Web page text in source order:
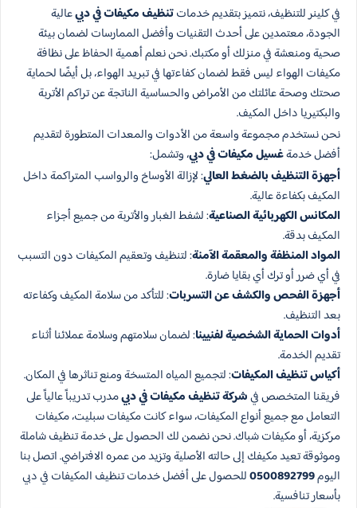
في كلينر للتنظيف، نتميز بتقديم خدماتتنظيف مكيفات في دبيعالية
الجودة، معتمدين على أحدث التقنيات وأفضل الممارسات لضمان بيئة
صحية ومنعشة في منزلك أو مكتبك. نحن نعلم أهمية الحفاظ على نظافة
مكيفات الهواء ليس فقط لضمان كفاءتها في تبريد الهواء، بل أيضًا لحماية
صحتك وصحة عائلتك من الأمراض والحساسية الناتجة عن تراكم الأتربة
والبكتيريا داخل المكيف.
نحن نستخدم مجموعة واسعة من الأدوات والمعدات المتطورة لتقديم
أفضل خدمةغسيل مكيفات في دبي، وتشمل:
أجهزة التنظيف بالضغط العالي: لإزالة الأوساخ والرواسب المتراكمة داخل
المكيف بكفاءة عالية.
المكانس الكهربائية الصناعية: لشفط الغبار والأتربة من جميع أجزاء
المكيف بدقة.
المواد المنظفة والمعقمة الآمنة: لتنظيف وتعقيم المكيفات دون التسبب
في أي ضرر أو ترك أي بقايا ضارة.
أجهزة الفحص والكشف عن التسربات: للتأكد من سلامة المكيف وكفاءته
بعد التنظيف.
أدوات الحماية الشخصية لفنيينا: لضمان سلامتهم وسلامة عملائنا أثناء
تقديم الخدمة.
أكياس تنظيف المكيفات: لتجميع المياه المتسخة ومنع تناثرها في المكان.
فريقنا المتخصص فيشركة تنظيف مكيفات في دبيمدرب تدريباً عالياً على
التعامل مع جميع أنواع المكيفات، سواء كانت مكيفات سبليت، مكيفات
مركزية، أو مكيفات شباك. نحن نضمن لك الحصول على خدمة تنظيف شاملة
وموثوقة تعيد مكيفك إلى حالته الأصلية وتزيد من عمره الافتراضي. اتصل بنا
اليوم0500892799للحصول على أفضل خدمات تنظيف المكيفات في دبي
بأسعار تنافسية.